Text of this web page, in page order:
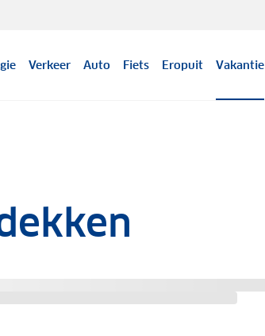
Verkeer Auto Fiets Eropuit Vakantie